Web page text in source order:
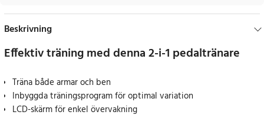
Beskrivning
Effektiv träning med denna 2-i-1 pedaltränare
Träna både armar och ben
Inbyggda träningsprogram för optimal variation
LCD-skärm för enkel övervakning